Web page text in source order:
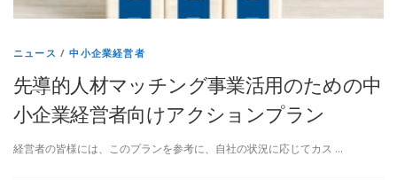
ニュース /中小企業経営者
先導的人材マッチング事業活用のための中
小企業経営者向けアクションプラン
経営者の皆様には、このプランを参考に、自社の状況に応じてカス …